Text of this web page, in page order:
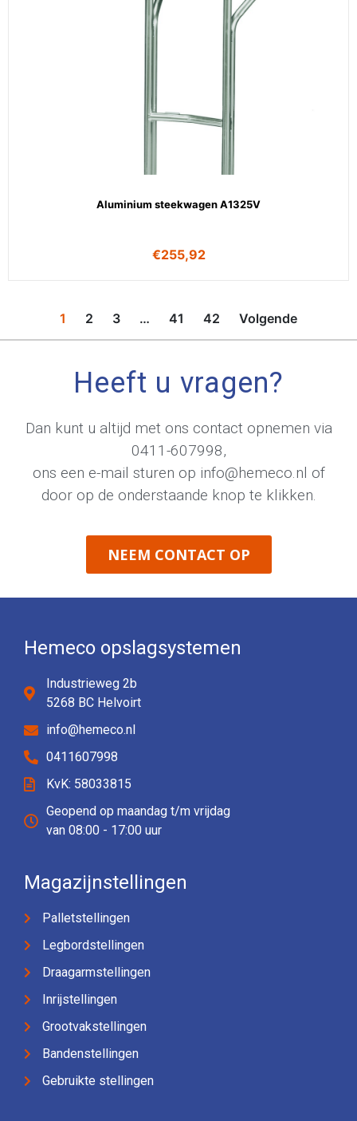
Aluminium steekwagen A1325V
€255,92
1 2 3 … 41 42 Volgende
Heeft u vragen?
Dan kunt u altijd met ons contact opnemen via
0411-607998,
ons een e-mail sturen op info@hemeco.nl of
door op de onderstaande knop te klikken.
NEEM CONTACT OP
Hemeco opslagsystemen
Industrieweg 2b
5268 BC Helvoirt
info@hemeco.nl
0411607998
KvK: 58033815
Geopend op maandag t/m vrijdag
van 08:00 - 17:00 uur
Magazijnstellingen
Palletstellingen
Legbordstellingen
Draagarmstellingen
Inrijstellingen
Grootvakstellingen
Bandenstellingen
Gebruikte stellingen